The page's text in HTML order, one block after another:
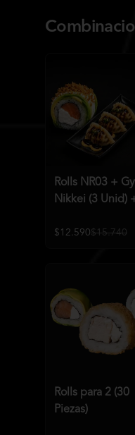
Rolls NR03 +
Nikkei (3 Unid)
$12.590$15.740
Rolls para 2 (30
Piezas)